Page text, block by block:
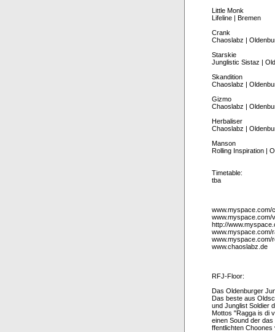
Little Monk
Lifeline | Bremen
Crank
Chaoslabz |
Starskie
Junglistic Sistaz |
Skandition
Chaoslabz |
Gizmo
Chaoslabz |
Herbaliser
Chaoslabz |
Manson
Rolling Inspiration |
Timetable:
tba
www.myspace.com/
www.myspace.com/
http://
www.myspace.com/
www.myspace.com/
www.chaoslabz.de
RFJ-Floor:
Das Oldenburger
Das beste aus
und Junglist Soldier
Mottos "Ragga is di
einen Sound der
ffentlichten Choones